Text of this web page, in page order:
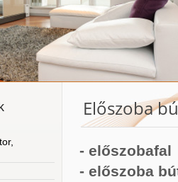
Előszoba
- előszobafal
- előszoba